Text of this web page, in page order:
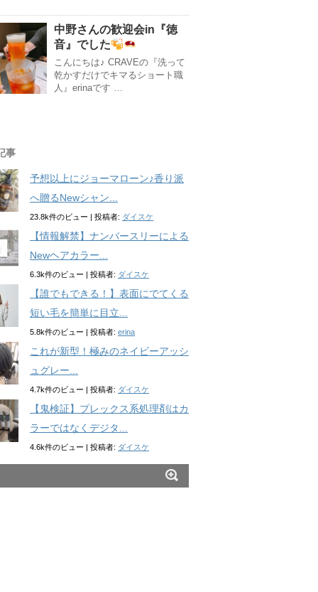
中野さんの歓迎会in『徳
音』でした
こんにちは♪ CRAVEの『洗って
乾かすだけでキマるショート職
人』erinaです …
事
予想以上にジョーマローン♪香り派
へ贈るNewシャン...
23.8k件のビュー | 投稿者: ダイスケ
【情報解禁】ナンバースリーによる
Newヘアカラー...
6.3k件のビュー | 投稿者: ダイスケ
【誰でもできる！】表面にでてくる
短い毛を簡単に目立...
5.8k件のビュー | 投稿者: erina
これが新型！極みのネイビーアッシ
ュグレー...
4.7k件のビュー | 投稿者: ダイスケ
【鬼検証】プレックス系処理剤はカ
ラーではなくデジタ...
4.6k件のビュー | 投稿者: ダイスケ